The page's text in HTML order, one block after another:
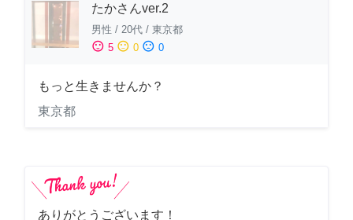
たかさんver.2
男性 / 20代 / 東京都
sentiment_satisfied 5 sentiment_neutral 0 sentiment_dissatisfied 0
もっと生きませんか？
東京都
ありがとうございます！